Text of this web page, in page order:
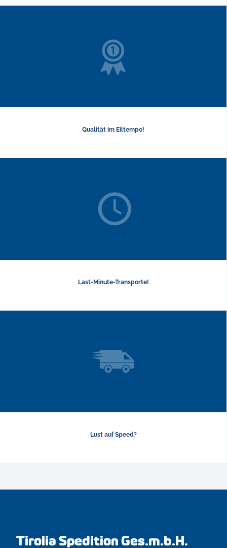
Qualität im Eiltempo!
Last-Minute-Transporte!
Lust auf Speed?
Tirolia Spedition Ges.m.b.H.